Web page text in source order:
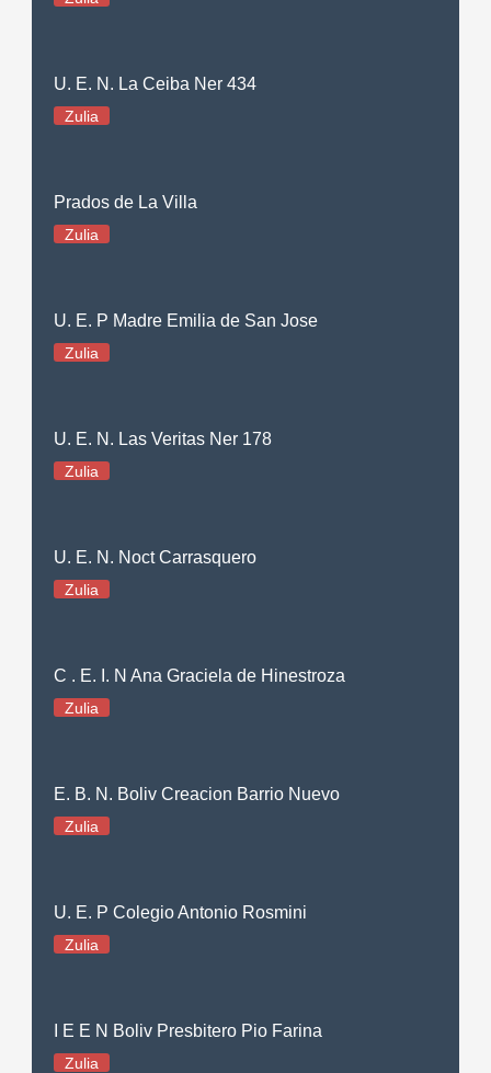
U. E. N. La Ceiba Ner 434
Zulia
Prados de La Villa
Zulia
U. E. P Madre Emilia de San Jose
Zulia
U. E. N. Las Veritas Ner 178
Zulia
U. E. N. Noct Carrasquero
Zulia
C . E. I. N Ana Graciela de Hinestroza
Zulia
E. B. N. Boliv Creacion Barrio Nuevo
Zulia
U. E. P Colegio Antonio Rosmini
Zulia
I E E N Boliv Presbitero Pio Farina
Zulia